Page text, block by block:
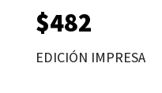
$482
EDICIÓN IMPRESA